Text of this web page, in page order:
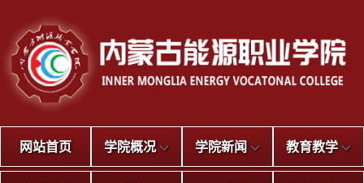
网站首页 学院概况 学院新闻 教育教学